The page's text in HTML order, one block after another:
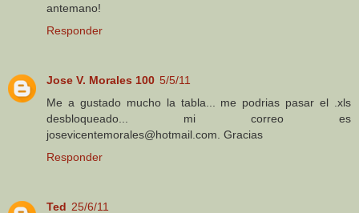
antemano!
Responder
Jose V. Morales 100 5/5/11
Me a gustado mucho la tabla... me podrias pasar el .xls
desbloqueado... mi correo es
josevicentemorales@hotmail.com. Gracias
Responder
Ted 25/6/11